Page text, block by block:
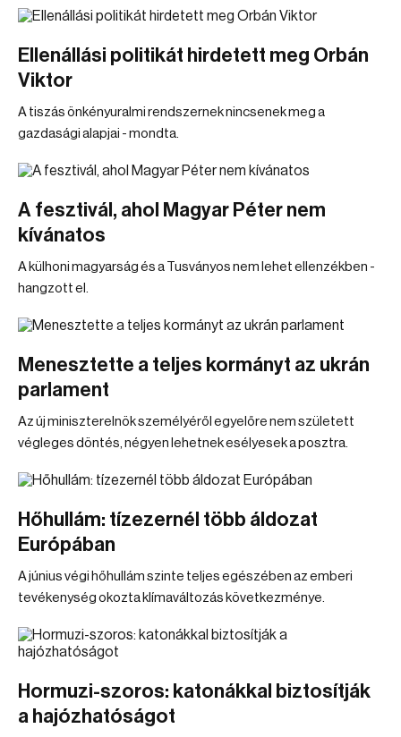
Ellenállási politikát hirdetett meg Orbán
Viktor
A tiszás önkényuralmi rendszernek nincsenek meg a
gazdasági alapjai - mondta.
A fesztivál, ahol Magyar Péter nem
kívánatos
A külhoni magyarság és a Tusványos nem lehet ellenzékben -
hangzott el.
Menesztette a teljes kormányt az ukrán
parlament
Az új miniszterelnök személyéről egyelőre nem született
végleges döntés, négyen lehetnek esélyesek a posztra.
Hőhullám: tízezernél több áldozat
Európában
A június végi hőhullám szinte teljes egészében az emberi
tevékenység okozta klímaváltozás következménye.
Hormuzi-szoros: katonákkal biztosítják
a hajózhatóságot